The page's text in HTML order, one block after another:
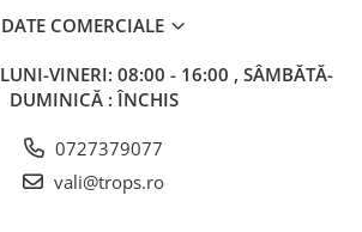
DATE COMERCIALE
LUNI-VINERI: 08:00 - 16:00 , SÂMBĂTĂ-
DUMINICĂ : ÎNCHIS
0727379077
vali@trops.ro